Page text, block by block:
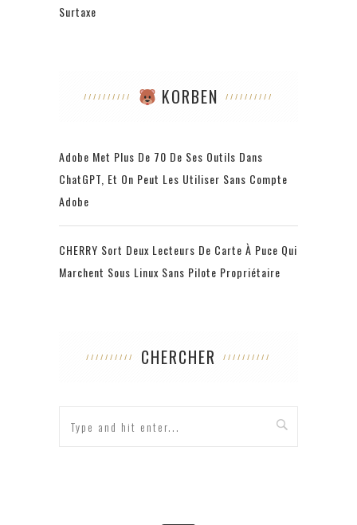
Surtaxe
KORBEN
Adobe Met Plus De 70 De Ses Outils Dans
ChatGPT, Et On Peut Les Utiliser Sans Compte
Adobe
CHERRY Sort Deux Lecteurs De Carte À Puce Qui
Marchent Sous Linux Sans Pilote Propriétaire
CHERCHER